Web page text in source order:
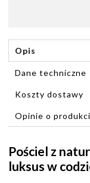
Opis
Dane techniczne
Koszty dostawy
Cena nie
Opinie o
Pościel z
luksus w